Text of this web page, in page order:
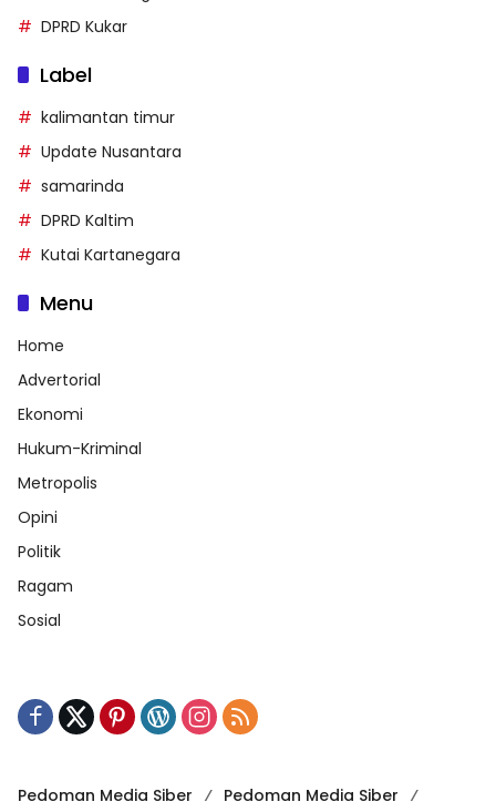
DPRD Kukar
Label
kalimantan timur
Update Nusantara
samarinda
DPRD Kaltim
Kutai Kartanegara
Menu
Home
Advertorial
Ekonomi
Hukum-Kriminal
Metropolis
Opini
Politik
Ragam
Sosial
Pedoman Media Siber Pedoman Media Siber